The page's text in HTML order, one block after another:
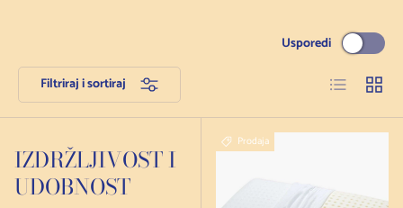
Filtriraj i sortiraj
Usporedi
Popis Mreža
IZDRŽLJIVOST I
UDOBNOST
Prodaja